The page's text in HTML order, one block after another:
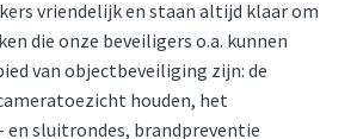
vriendelijk en staan altijd klaar om
die onze beveiligers o.a. kunnen
van objectbeveiliging zijn: de
houden, het
en sluitrondes, brandpreventie